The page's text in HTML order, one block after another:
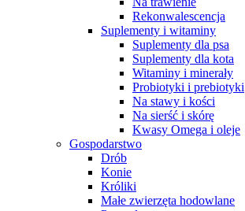
Rekonwalescencja
Suplementy i witaminy
Suplementy dla psa
Suplementy dla kota
Witaminy i minerały
Probiotyki i prebiotyki
Na stawy i kości
Na sierść i skórę
Kwasy Omega i oleje
Gospodarstwo
Drób
Konie
Króliki
Małe zwierzęta hodowlane